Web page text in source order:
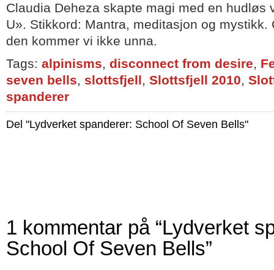
Claudia Deheza skapte magi med en hudløs
U». Stikkord: Mantra, meditasjon og
den kommer vi ikke unna.
Tags: alpinisms, disconnect from desire,
seven bells, slottsfjell, Slottsfjell 2010,
spanderer
Del "Lydverket spanderer: School Of Seven Bells"
1 kommentar på “Lydverket
School Of Seven Bells”